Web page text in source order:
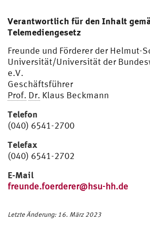
Verantwortlich für den Inhalt
Telemediengesetz
Freunde und Förderer der Helmut-
Universität/Universität der
e.V.
Geschäftsführer
Prof. Dr. Klaus Beckmann
Telefon
(040) 6541-2700
Telefax
(040) 6541-2702
E-Mail
freunde.foerderer@hsu-hh.de
Letzte Änderung: 16. März 2023